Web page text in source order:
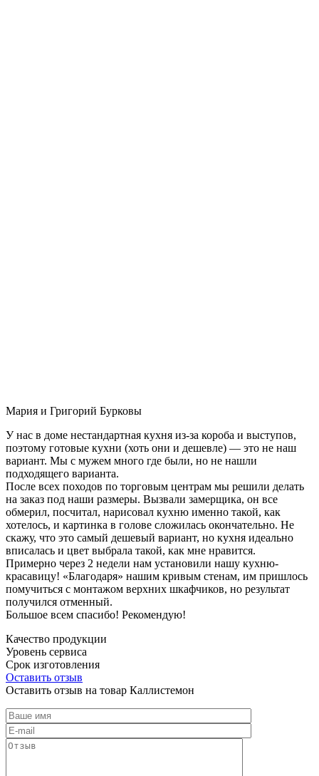
Мария и Григорий Бурковы
У нас в доме нестандартная кухня из-за короба и выступов,
поэтому готовые кухни (хоть они и дешевле) — это не наш
вариант. Мы с мужем много где были, но не нашли
подходящего варианта.
После всех походов по торговым центрам мы решили делать
на заказ под наши размеры. Вызвали замерщика, он все
обмерил, посчитал, нарисовал кухню именно такой, как
хотелось, и картинка в голове сложилась окончательно. Не
скажу, что это самый дешевый вариант, но кухня идеально
вписалась и цвет выбрала такой, как мне нравится.
Примерно через 2 недели нам установили нашу кухню-
красавицу! «Благодаря» нашим кривым стенам, им пришлось
помучиться с монтажом верхних шкафчиков, но результат
получился отменный.
Большое всем спасибо! Рекомендую!
Качество продукции
Уровень сервиса
Срок изготовления
Оставить отзыв
Оставить отзыв на товар Каллистемон